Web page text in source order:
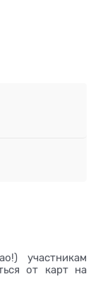
участникам
от карт на